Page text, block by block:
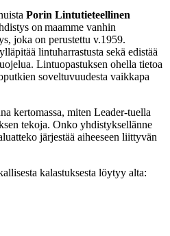
Porin Lintutieteellinen
on maamme vanhin
joka on perustettu v.1959.
lintuharrastusta sekä edistää
Lintuopastuksen ohella tietoa
soveltuvuudesta vaikkapa
kertomassa, miten Leader-tuella
tekoja. Onko yhdistyksellänne
järjestää aiheeseen liittyvän
kalastuksesta löytyy alta: